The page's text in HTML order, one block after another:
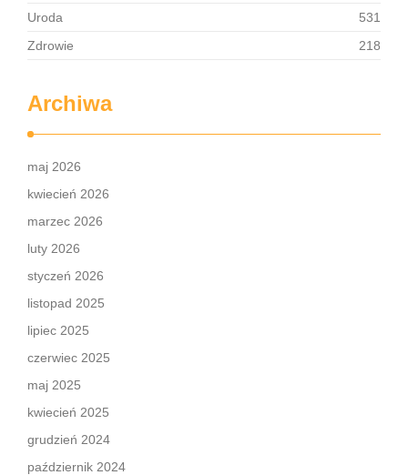
Uroda
531
Zdrowie
218
Archiwa
maj 2026
kwiecień 2026
marzec 2026
luty 2026
styczeń 2026
listopad 2025
lipiec 2025
czerwiec 2025
maj 2025
kwiecień 2025
grudzień 2024
październik 2024